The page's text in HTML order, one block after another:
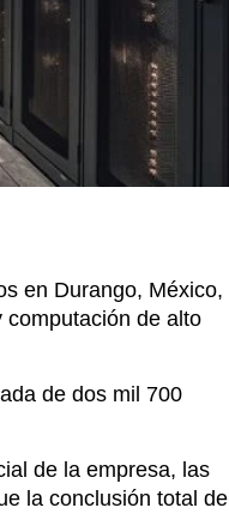
en Durango, México,
de alto
de dos mil 700
de la empresa, las
la conclusión total de
importado desde
de alrededor de 60
por la Comisión